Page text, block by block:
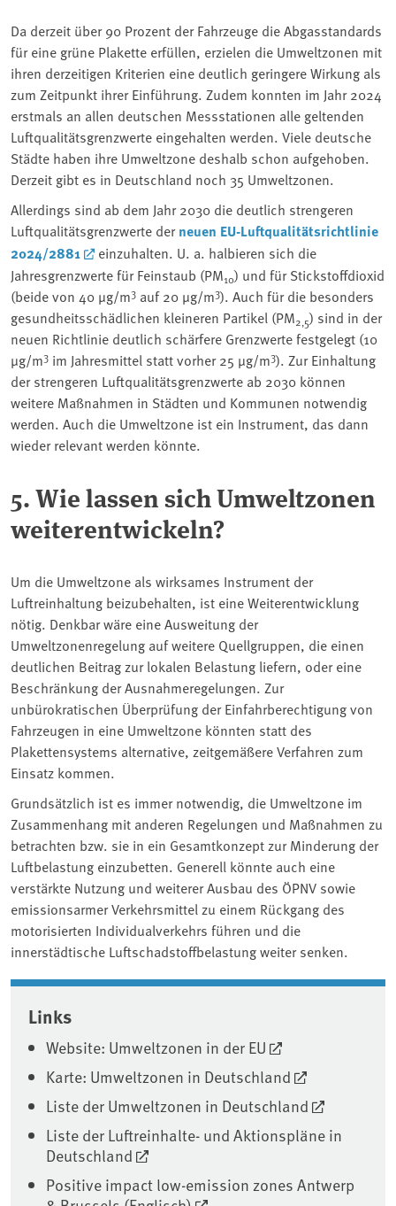
Da derzeit über 90 Prozent der Fahrzeuge die Abgasstandards
für eine grüne Plakette erfüllen, erzielen die Umweltzonen mit
ihren derzeitigen Kriterien eine deutlich geringere Wirkung als
zum Zeitpunkt ihrer Einführung. Zudem konnten im Jahr 2024
erstmals an allen deutschen Messstationen alle geltenden
Luftqualitätsgrenzwerte eingehalten werden. Viele deutsche
Städte haben ihre Umweltzone deshalb schon aufgehoben.
Derzeit gibt es in Deutschland noch 35 Umweltzonen.
Allerdings sind ab dem Jahr 2030 die deutlich strengeren
Luftqualitätsgrenzwerte derneuen EU-Luftqualitätsrichtlinie
2024/2881
einzuhalten. U. a. halbieren sich die
Jahresgrenzwerte für Feinstaub (PM10) und für Stickstoffdioxid
(beide von 40 µg/m3 auf 20 µg/m3). Auch für die besonders
gesundheitsschädlichen kleineren Partikel (PM2,5) sind in der
neuen Richtlinie deutlich schärfere Grenzwerte festgelegt (10
µg/m3 im Jahresmittel statt vorher 25 µg/m3). Zur Einhaltung
der strengeren Luftqualitätsgrenzwerte ab 2030 können
weitere Maßnahmen in Städten und Kommunen notwendig
werden. Auch die Umweltzone ist ein Instrument, das dann
wieder relevant werden könnte.
5. Wie lassen sich Umweltzonen
weiterentwickeln?
Um die Umweltzone als wirksames Instrument der
Luftreinhaltung beizubehalten, ist eine Weiterentwicklung
nötig. Denkbar wäre eine Ausweitung der
Umweltzonenregelung auf weitere Quellgruppen, die einen
deutlichen Beitrag zur lokalen Belastung liefern, oder eine
Beschränkung der Ausnahmeregelungen. Zur
unbürokratischen Überprüfung der Einfahrberechtigung von
Fahrzeugen in eine Umweltzone könnten statt des
Plakettensystems alternative, zeitgemäßere Verfahren zum
Einsatz kommen.
Grundsätzlich ist es immer notwendig, die Umweltzone im
Zusammenhang mit anderen Regelungen und Maßnahmen zu
betrachten bzw. sie in ein Gesamtkonzept zur Minderung der
Luftbelastung einzubetten. Generell könnte auch eine
verstärkte Nutzung und weiterer Ausbau des ÖPNV sowie
emissionsarmer Verkehrsmittel zu einem Rückgang des
motorisierten Individualverkehrs führen und die
innerstädtische Luftschadstoffbelastung weiter senken.
Associated content
Links
Website: Umweltzonen in der EU
Karte: Umweltzonen in Deutschland
Liste der Umweltzonen in Deutschland
Liste der Luftreinhalte- und Aktionspläne in
Deutschland
Positive impact low-emission zones Antwerp